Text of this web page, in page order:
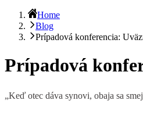
Home
Blog
Prípadová konferencia:
Prípadová
„Keď otec dáva synovi, obaja sa